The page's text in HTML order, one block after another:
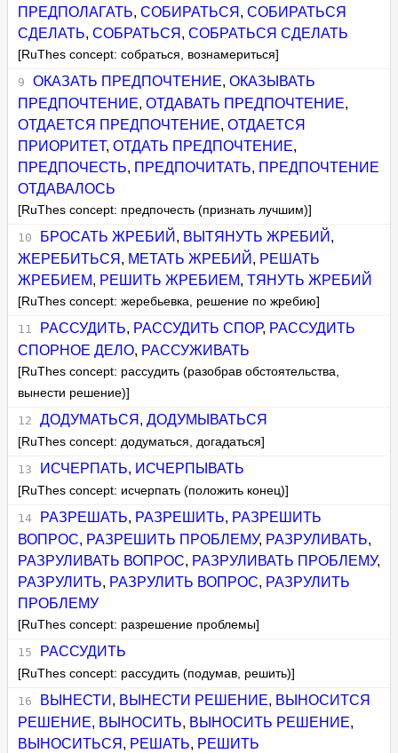
ПРЕДПОЛАГАТЬ,СОБИРАТЬСЯ ,СОБИРАТЬСЯ
СДЕЛАТЬ,СОБРАТЬСЯ ,СОБРАТЬСЯ СДЕЛАТЬ
[RuThes concept: собраться, вознамериться]
ОКАЗАТЬ ПРЕДПОЧТЕНИЕ, ОКАЗЫВАТЬ
ПРЕДПОЧТЕНИЕ,ОТДАВАТЬ ПРЕДПОЧТЕНИЕ,
ОТДАЕТСЯ ПРЕДПОЧТЕНИЕ,ОТДАЕТСЯ
ПРИОРИТЕТ,ОТДАТЬ ПРЕДПОЧТЕНИЕ,
ПРЕДПОЧЕСТЬ, ПРЕДПОЧИТАТЬ, ПРЕДПОЧТЕНИЕ
ОТДАВАЛОСЬ
[RuThes concept: предпочесть (признать лучшим)]
БРОСАТЬ ЖРЕБИЙ , ВЫТЯНУТЬ ЖРЕБИЙ ,
ЖЕРЕБИТЬСЯ , МЕТАТЬ ЖРЕБИЙ , РЕШАТЬ
ЖРЕБИЕМ, РЕШИТЬ ЖРЕБИЕМ,ТЯНУТЬ ЖРЕБИЙ
[RuThes concept: жеребьевка, решение по жребию]
РАССУДИТЬ, РАССУДИТЬ СПОР, РАССУДИТЬ
СПОРНОЕ ДЕЛО, РАССУЖИВАТЬ
[RuThes concept: рассудить (разобрав обстоятельства,
вынести решение)]
ДОДУМАТЬСЯ , ДОДУМЫВАТЬСЯ
[RuThes concept: додуматься, догадаться]
ИСЧЕРПАТЬ, ИСЧЕРПЫВАТЬ
[RuThes concept: исчерпать (положить конец)]
РАЗРЕШАТЬ, РАЗРЕШИТЬ, РАЗРЕШИТЬ
ВОПРОС, РАЗРЕШИТЬ ПРОБЛЕМУ, РАЗРУЛИВАТЬ,
РАЗРУЛИВАТЬ ВОПРОС, РАЗРУЛИВАТЬ ПРОБЛЕМУ,
РАЗРУЛИТЬ, РАЗРУЛИТЬ ВОПРОС, РАЗРУЛИТЬ
ПРОБЛЕМУ
[RuThes concept: разрешение проблемы]
РАССУДИТЬ
[RuThes concept: рассудить (подумав, решить)]
ВЫНЕСТИ , ВЫНЕСТИ РЕШЕНИЕ, ВЫНОСИТСЯ
РЕШЕНИЕ, ВЫНОСИТЬ, ВЫНОСИТЬ РЕШЕНИЕ,
ВЫНОСИТЬСЯ , РЕШАТЬ, РЕШИТЬ